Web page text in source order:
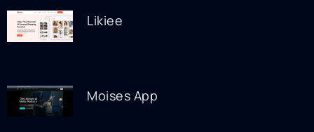
Likiee
Moises App